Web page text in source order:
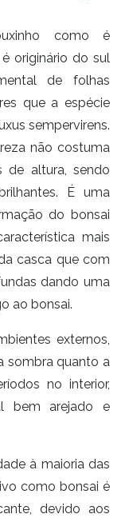
como é
originário do sul
de folhas
que a espécie
sempervirens.
não costuma
de altura, sendo
É uma
do bonsai
mais
casca que com
dando uma
ao bonsai.
externos,
sombra quanto a
no interior,
bem arejado e
à maioria das
como bonsai é
devido aos